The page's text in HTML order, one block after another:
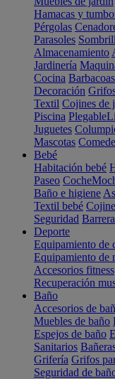
Hamacas y
Pérgolas
Parasoles
Almacenamiento
Jardinería
Cocina Barbacoas
Decoración
Textil Cojines de
Piscina Plegable
Juguetes
Mascotas
Bebé
Habitación bebé
Paseo Coche
Baño e higiene
Textil bebé
Seguridad
Deporte
Equipamiento de
Equipamiento de
Accesorios fitness
Recuperación
Baño
Accesorios de
Muebles de baño
Espejos de baño
Sanitarios
Grifería Grifos
Seguridad de